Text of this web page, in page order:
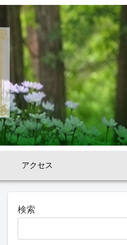
アクセス
検索